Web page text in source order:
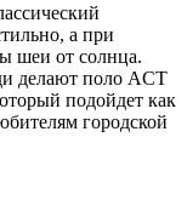
а при
шеи от солнца.
делают поло ACT
подойдет как
городской